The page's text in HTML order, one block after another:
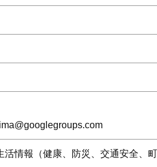
情報（健康、防災、交通安全、町